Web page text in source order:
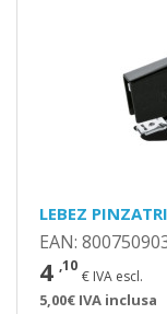
LEBEZ
EAN:
4 ,10
€ IVA escl.
5,00€ IVA inclusa